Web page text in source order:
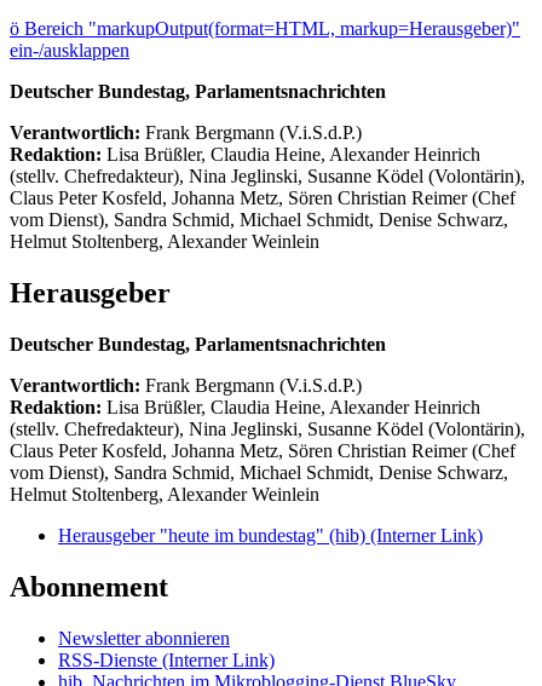
ö Bereich "markupOutput(format=HTML, markup=Herausgeber)"
ein-/ausklappen
Deutscher Bundestag, Parlamentsnachrichten
Verantwortlich: Frank Bergmann (V.i.S.d.P.)
Redaktion: Lisa Brüßler, Claudia Heine, Alexander Heinrich
(stellv. Chefredakteur), Nina Jeglinski, Susanne Ködel (Volontärin),
Claus Peter Kosfeld, Johanna Metz, Sören Christian Reimer (Chef
vom Dienst), Sandra Schmid, Michael Schmidt, Denise Schwarz,
Helmut Stoltenberg, Alexander Weinlein
Herausgeber
Deutscher Bundestag, Parlamentsnachrichten
Verantwortlich: Frank Bergmann (V.i.S.d.P.)
Redaktion: Lisa Brüßler, Claudia Heine, Alexander Heinrich
(stellv. Chefredakteur), Nina Jeglinski, Susanne Ködel (Volontärin),
Claus Peter Kosfeld, Johanna Metz, Sören Christian Reimer (Chef
vom Dienst), Sandra Schmid, Michael Schmidt, Denise Schwarz,
Helmut Stoltenberg, Alexander Weinlein
Herausgeber "heute im bundestag" (hib) (Interner Link)
Abonnement
Newsletter abonnieren
RSS-Dienste (Interner Link)
hib_Nachrichten im Mikroblogging-Dienst BlueSky